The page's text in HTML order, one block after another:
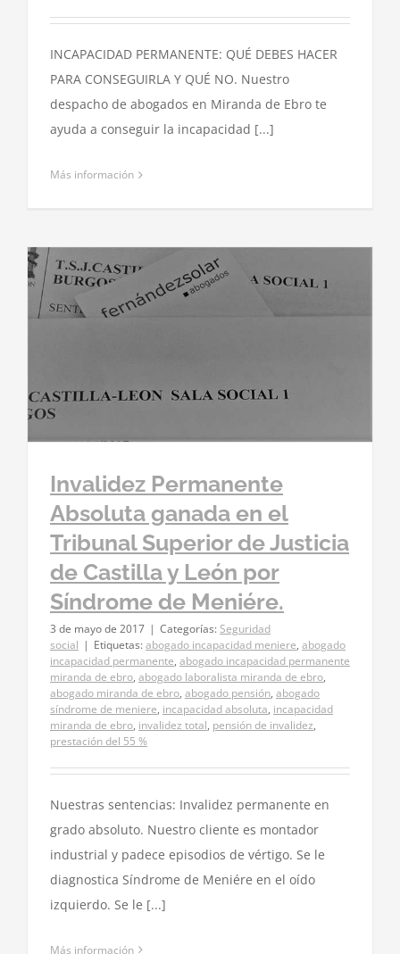
INCAPACIDAD PERMANENTE: QUÉ DEBES HACER
PARA CONSEGUIRLA Y QUÉ NO. Nuestro
despacho de abogados en Miranda de Ebro te
ayuda a conseguir la incapacidad [...]
Más información
Invalidez Permanente
Absoluta ganada en el
Tribunal Superior de Justicia
de Castilla y León por
Síndrome de Meniére.
3 de mayo de 2017 | Categorías:Seguridad
social | Etiquetas:abogado incapacidad meniere, abogado
incapacidad permanente, abogado incapacidad permanente
miranda de ebro, abogado laboralista miranda de ebro,
abogado miranda de ebro, abogado pensión, abogado
síndrome de meniere, incapacidad absoluta, incapacidad
miranda de ebro, invalidez total, pensión de invalidez,
prestación del 55 %
Nuestras sentencias: Invalidez permanente en
grado absoluto. Nuestro cliente es montador
industrial y padece episodios de vértigo. Se le
diagnostica Síndrome de Meniére en el oído
izquierdo. Se le [...]
Más información